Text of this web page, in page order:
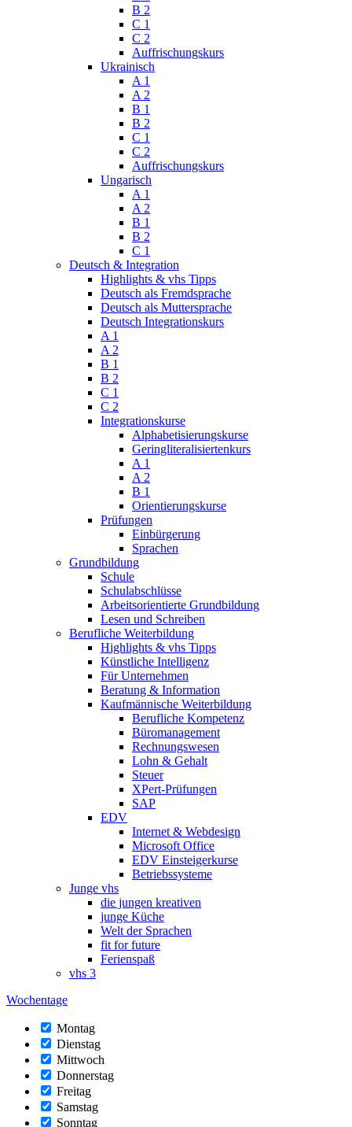
B 2
C 1
C 2
Auffrischungskurs
Ukrainisch
A 1
A 2
B 1
B 2
C 1
C 2
Auffrischungskurs
Ungarisch
A 1
A 2
B 1
B 2
C 1
Deutsch & Integration
Highlights & vhs Tipps
Deutsch als Fremdsprache
Deutsch als Muttersprache
Deutsch Integrationskurs
A 1
A 2
B 1
B 2
C 1
C 2
Integrationskurse
Alphabetisierungskurse
Geringliteralisiertenkurs
A 1
A 2
B 1
Orientierungskurse
Prüfungen
Einbürgerung
Sprachen
Grundbildung
Schule
Schulabschlüsse
Arbeitsorientierte Grundbildung
Lesen und Schreiben
Berufliche Weiterbildung
Highlights & vhs Tipps
Künstliche Intelligenz
Für Unternehmen
Beratung & Information
Kaufmännische Weiterbildung
Berufliche Kompetenz
Büromanagement
Rechnungswesen
Lohn & Gehalt
Steuer
XPert-Prüfungen
SAP
EDV
Internet & Webdesign
Microsoft Office
EDV Einsteigerkurse
Betriebssysteme
Junge vhs
die jungen kreativen
junge Küche
Welt der Sprachen
fit for future
Ferienspaß
vhs 3
Wochentage
Montag
Dienstag
Mittwoch
Donnerstag
Freitag
Samstag
Sonntag